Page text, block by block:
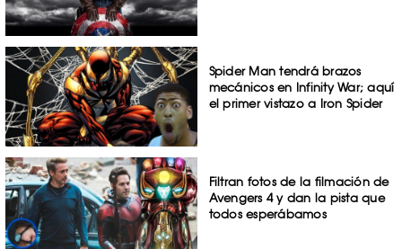
Spider Man tendrá brazos
mecánicos en Infinity War; aquí
el primer vistazo a Iron Spider
Filtran fotos de la filmación de
Avengers 4 y dan la pista que
todos esperábamos